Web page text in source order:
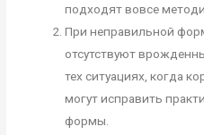
подходят вовсе
При неправильной
отсутствуют
тех ситуациях, когда
могут исправить
формы.